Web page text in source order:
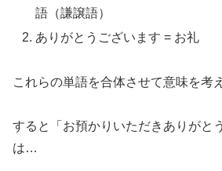
語（謙譲語）
ありがとうございます = お礼
これらの単語を合体させて意味を考
すると「お預かりいただきありがと
は…